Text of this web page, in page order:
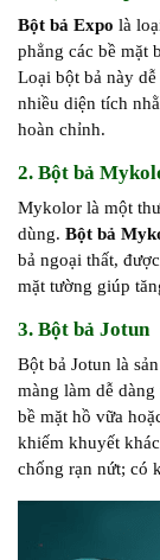
Bột bả Expo là
phẳng các bề mặt
Loại bột bả này
nhiều diện tích
hoàn chỉnh.
2. Bột bả
Mykolor là một
dùng. Bột bả
bả ngoại thất,
mặt tường giúp
3. Bột bả Jotun
Bột bả Jotun là
màng làm dễ
bề mặt hồ vữa
khiếm khuyết
chống rạn nứt; có